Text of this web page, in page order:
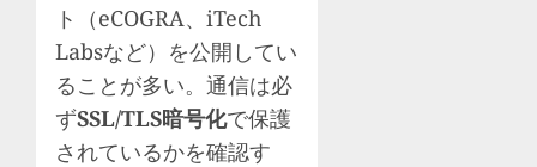
ト（eCOGRA、iTech
Labsなど）を公開してい
ることが多い。通信は必
ずSSL/TLS暗号化で保護
されているかを確認す